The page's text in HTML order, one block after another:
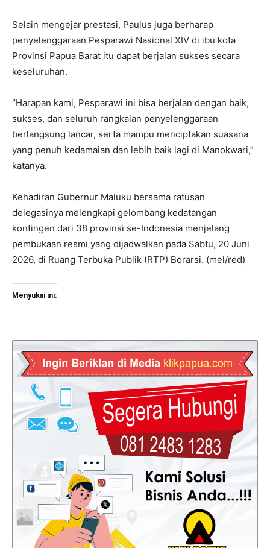
Selain mengejar prestasi, Paulus juga berharap
penyelenggaraan Pesparawi Nasional XIV di ibu kota
Provinsi Papua Barat itu dapat berjalan sukses secara
keseluruhan.
“Harapan kami, Pesparawi ini bisa berjalan dengan baik,
sukses, dan seluruh rangkaian penyelenggaraan
berlangsung lancar, serta mampu menciptakan suasana
yang penuh kedamaian dan lebih baik lagi di Manokwari,”
katanya.
Kehadiran Gubernur Maluku bersama ratusan
delegasinya melengkapi gelombang kedatangan
kontingen dari 38 provinsi se-Indonesia menjelang
pembukaan resmi yang dijadwalkan pada Sabtu, 20 Juni
2026, di Ruang Terbuka Publik (RTP) Borarsi. (mel/red)
Menyukai ini: